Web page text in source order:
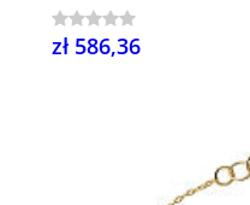
zł 586,36